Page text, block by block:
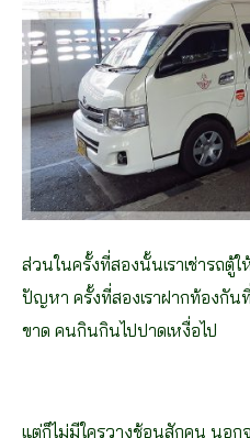
ส่วนในครั้งที่สองนั้นเราเช่ารถตู้
ปัญหา ครั้งที่สองเราฝากท้องกัน
ขาด คนกินกินไปปาดเหงื่อไป
แต่ก็ไม่มีใครวางช้อนสักคน นอ